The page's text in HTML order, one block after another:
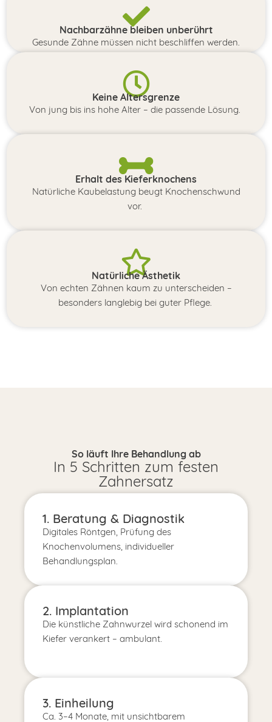
Nachbarzähne bleiben unberührt
Gesunde Zähne müssen nicht beschliffen werden.
Keine Altersgrenze
Von jung bis ins hohe Alter – die passende Lösung.
Erhalt des Kieferknochens
Natürliche Kaubelastung beugt Knochenschwund
vor.
Natürliche Ästhetik
Von echten Zähnen kaum zu unterscheiden –
besonders langlebig bei guter Pflege.
So läuft Ihre Behandlung ab
In 5 Schritten zum festen
Zahnersatz
1. Beratung & Diagnostik
Digitales Röntgen, Prüfung des
Knochenvolumens, individueller
Behandlungsplan.
2. Implantation
Die künstliche Zahnwurzel wird schonend im
Kiefer verankert – ambulant.
3. Einheilung
Ca. 3–4 Monate, mit unsichtbarem